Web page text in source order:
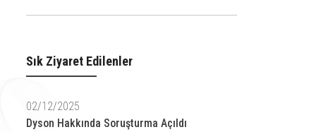
Sık Ziyaret Edilenler
02/12/2025
Dyson Hakkında Soruşturma Açıldı